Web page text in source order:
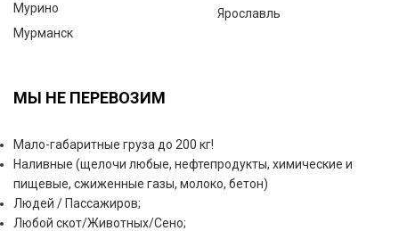
Мурино
Мурманск
Ярославль
МЫ НЕ ПЕРЕВОЗИМ
Мало-габаритные груза до 200 кг!
Наливные (щелочи любые, нефтепродукты, химические и
пищевые, сжиженные газы, молоко, бетон)
Людей / Пассажиров;
Любой скот/Животных/Сено;